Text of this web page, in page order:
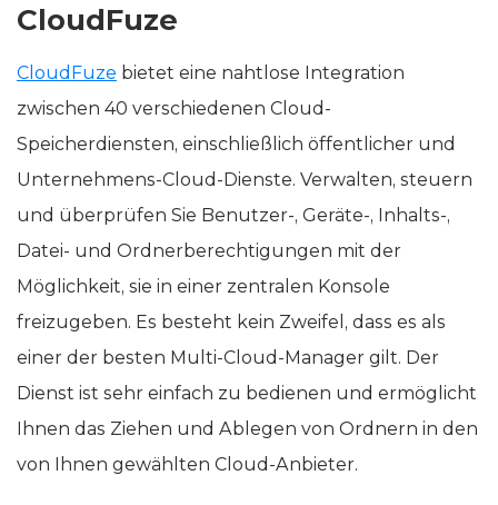
CloudFuze
CloudFuze bietet eine nahtlose Integration
zwischen 40 verschiedenen Cloud-
Speicherdiensten, einschließlich öffentlicher und
Unternehmens-Cloud-Dienste. Verwalten, steuern
und überprüfen Sie Benutzer-, Geräte-, Inhalts-,
Datei- und Ordnerberechtigungen mit der
Möglichkeit, sie in einer zentralen Konsole
freizugeben. Es besteht kein Zweifel, dass es als
einer der besten Multi-Cloud-Manager gilt. Der
Dienst ist sehr einfach zu bedienen und ermöglicht
Ihnen das Ziehen und Ablegen von Ordnern in den
von Ihnen gewählten Cloud-Anbieter.